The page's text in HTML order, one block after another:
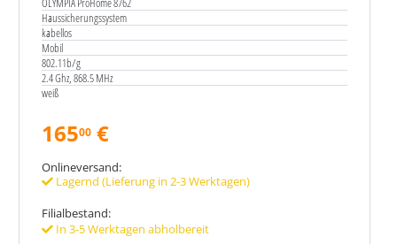
Haussicherungssystem
kabellos
Mobil
802.11b/g
2.4 Ghz, 868.5 MHz
weiß
16500 €
Onlineversand:
Lagernd (Lieferung in 2-3 Werktagen)
Filialbestand:
In 3-5 Werktagen abholbereit